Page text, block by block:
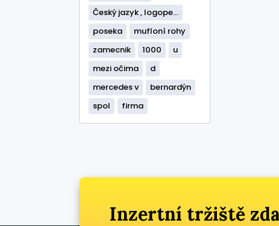
Český jazyk , logope...
poseka
mufloní rohy
zamecnik
1000
u
mezi očima
d
mercedes v
bernardýn
spol
firma
Inzertní tržiště